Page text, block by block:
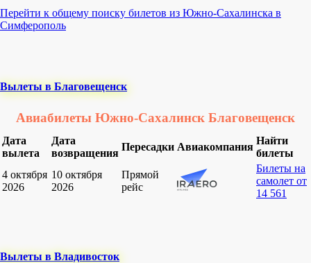
Перейти к общему поиску билетов из Южно-Сахалинска в
Симферополь
Вылеты в Благовещенск
Авиабилеты Южно-Сахалинск Благовещенск
Дата
вылета
Дата
возвращения
Пересадки Авиакомпания
Найти
билеты
4 октября
2026
10 октября
2026
Прямой
рейс
Билеты на
самолет от
14 561
Вылеты в Владивосток